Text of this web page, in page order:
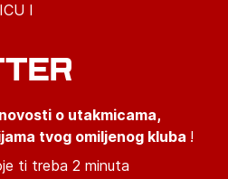
I
o utakmicama,
tvog omiljenog kluba !
ti treba 2 minuta